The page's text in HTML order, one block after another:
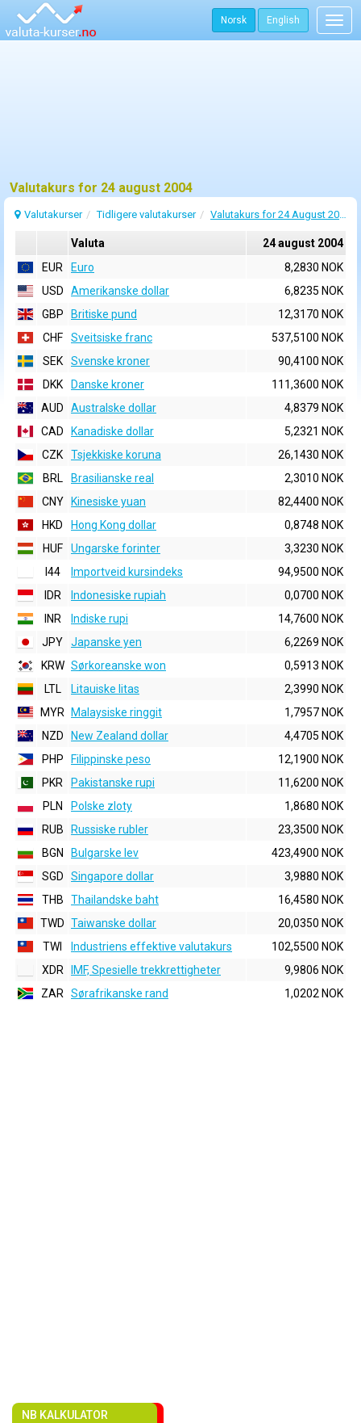
Norsk English
Valutakurs for 24 august 2004
Valutakurser Tidligere valutakurser Valutakurs for 24 August 2004
Valuta
24 august 2004
EUR
Euro
8,2830 NOK
USD
Amerikanske dollar
6,8235 NOK
GBP
Britiske pund
12,3170 NOK
CHF
Sveitsiske franc
537,5100 NOK
SEK
Svenske kroner
90,4100 NOK
DKK
Danske kroner
111,3600 NOK
AUD
Australske dollar
4,8379 NOK
CAD
Kanadiske dollar
5,2321 NOK
CZK
Tsjekkiske koruna
26,1430 NOK
BRL
Brasilianske real
2,3010 NOK
CNY
Kinesiske yuan
82,4400 NOK
HKD
Hong Kong dollar
0,8748 NOK
HUF
Ungarske forinter
3,3230 NOK
I44
Importveid kursindeks
94,9500 NOK
IDR
Indonesiske rupiah
0,0700 NOK
INR
Indiske rupi
14,7600 NOK
JPY
Japanske yen
6,2269 NOK
KRW Sørkoreanske won
0,5913 NOK
LTL
Litauiske litas
2,3990 NOK
MYR
Malaysiske ringgit
1,7957 NOK
NZD
New Zealand dollar
4,4705 NOK
PHP
Filippinske peso
12,1900 NOK
PKR
Pakistanske rupi
11,6200 NOK
PLN
Polske zloty
1,8680 NOK
RUB
Russiske rubler
23,3500 NOK
BGN
Bulgarske lev
423,4900 NOK
SGD
Singapore dollar
3,9880 NOK
THB
Thailandske baht
16,4580 NOK
TWD Taiwanske dollar
20,0350 NOK
TWI
Industriens effektive valutakurs
102,5500 NOK
XDR
IMF, Spesielle trekkrettigheter
9,9806 NOK
ZAR
Sørafrikanske rand 1,0202 NOK
NB KALKULATOR